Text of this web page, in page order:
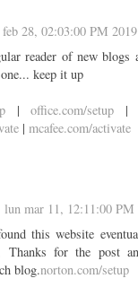
28, 02:03:00 PM 2019
reader of new blogs
keep it up
|office.com/setup
| mcafee.com/activate
lun mar 11, 12:11:00 PM
this website
Thanks for the post
blog.norton.com/setup